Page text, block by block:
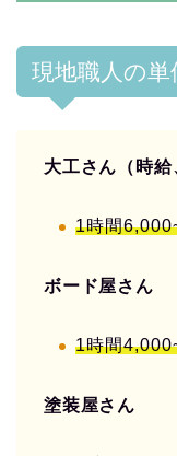
現地職人の単
大工さん（時給
1時間
ボード屋さん
1時間
塗装屋さん